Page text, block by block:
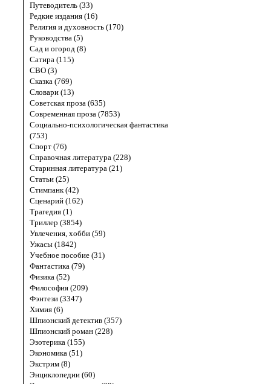
Путеводитель (33)
Редкие издания (16)
Религия и духовность (170)
Руководства (5)
Сад и огород (8)
Сатира (115)
СВО (3)
Сказка (769)
Словари (13)
Советская проза (635)
Современная проза (7853)
Социально-психологическая фантастика
(753)
Спорт (76)
Справочная литература (228)
Старинная литература (21)
Статьи (25)
Стимпанк (42)
Сценарий (162)
Трагедия (1)
Триллер (3854)
Увлечения, хобби (59)
Ужасы (1842)
Учебное пособие (31)
Фантастика (79)
Физика (52)
Философия (209)
Фэнтези (3347)
Химия (6)
Шпионский детектив (357)
Шпионский роман (228)
Эзотерика (155)
Экономика (51)
Экстрим (8)
Энциклопедии (60)